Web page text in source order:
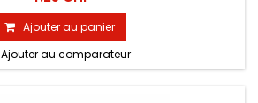
Ajouter au panier
Ajouter au comparateur